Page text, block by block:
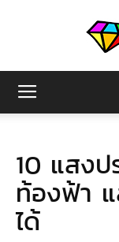
10 แสงป
ท้องฟ้า แ
ได้